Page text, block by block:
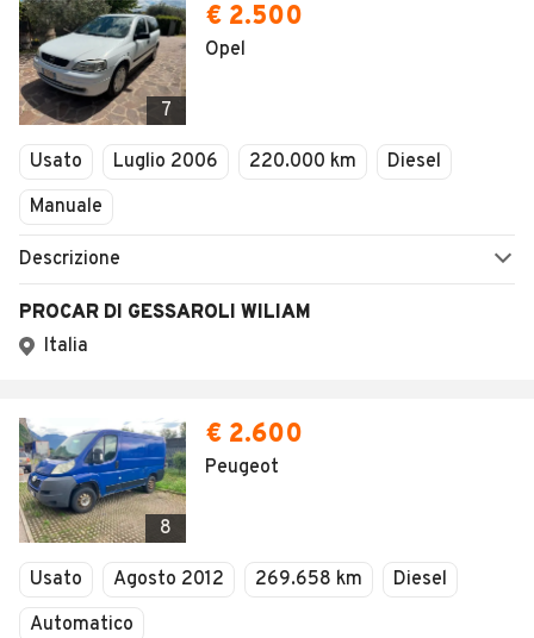
Moto
Camper
Veicoli Commerciali
Concessionari
7
€ 2.500
Opel
Usato Luglio 2006 220.000 km
Diesel
Manuale
Descrizione
PROCAR DI GESSAROLI WILIAM
Italia
8
€ 2.600
Peugeot
Usato Agosto 2012 269.658 km
Diesel
Automatico